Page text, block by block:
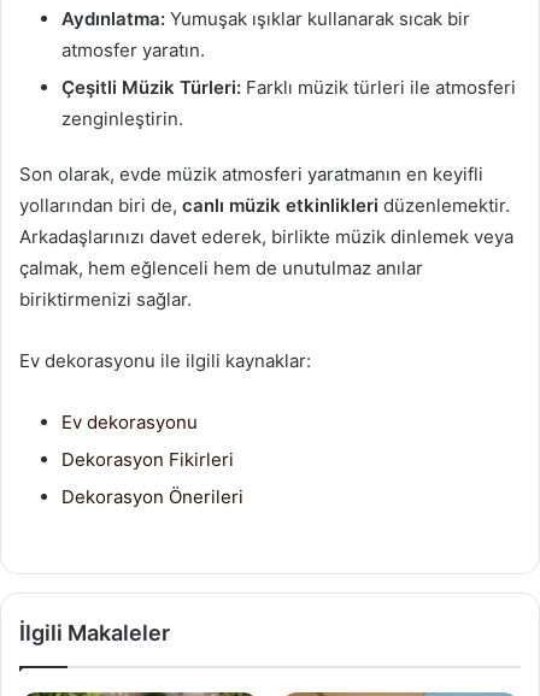
Aydınlatma: Yumuşak ışıklar kullanarak sıcak bir
atmosfer yaratın.
Çeşitli Müzik Türleri: Farklı müzik türleri ile atmosferi
zenginleştirin.
Son olarak, evde müzik atmosferi yaratmanın en keyifli
yollarından biri de, canlı müzik etkinlikleri düzenlemektir.
Arkadaşlarınızı davet ederek, birlikte müzik dinlemek veya
çalmak, hem eğlenceli hem de unutulmaz anılar
biriktirmenizi sağlar.
Ev dekorasyonu ile ilgili kaynaklar:
Ev dekorasyonu
Dekorasyon Fikirleri
Dekorasyon Önerileri
İlgili Makaleler